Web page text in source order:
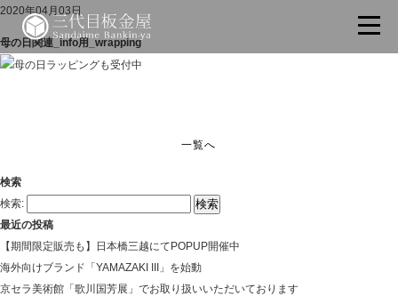
2020年04月03日
母の日関連_info用_wrapping
一覧へ
検索
検索:
最近の投稿
【期間限定販売も】日本橋三越にてPOPUP開催中
海外向けブランド「YAMAZAKI III」を始動
京セラ美術館「歌川国芳展」でお取り扱いいただいております